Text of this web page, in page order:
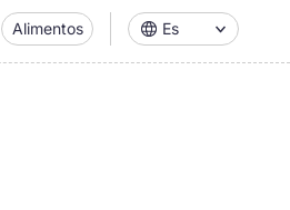
Alimentos Es